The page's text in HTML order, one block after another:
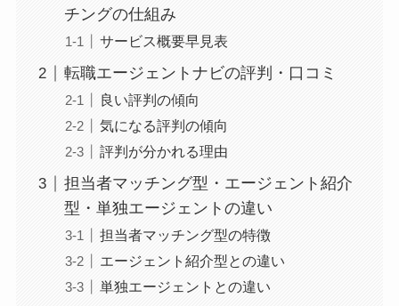
チングの仕組み
サービス概要早見表
転職エージェントナビの評判・口コミ
良い評判の傾向
気になる評判の傾向
評判が分かれる理由
担当者マッチング型・エージェント紹介
型・単独エージェントの違い
担当者マッチング型の特徴
エージェント紹介型との違い
単独エージェントとの違い